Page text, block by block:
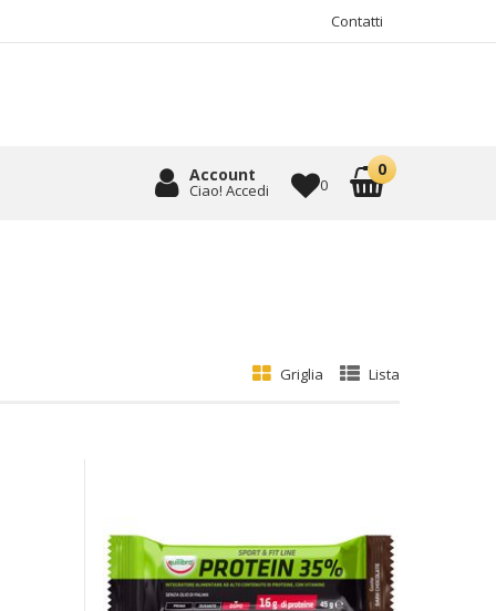
Contatti
Account
Ciao! Accedi 0
Griglia Lista